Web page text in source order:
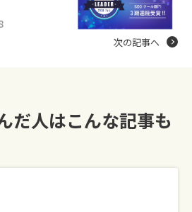
次の記事へ
だ人はこんな記事も